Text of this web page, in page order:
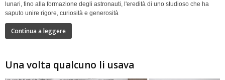
lunari, fino alla formazione degli astronauti, l'eredità di uno studioso che ha
saputo unire rigore, curiosità e generosità
Continua a leggere
Una volta qualcuno li usava